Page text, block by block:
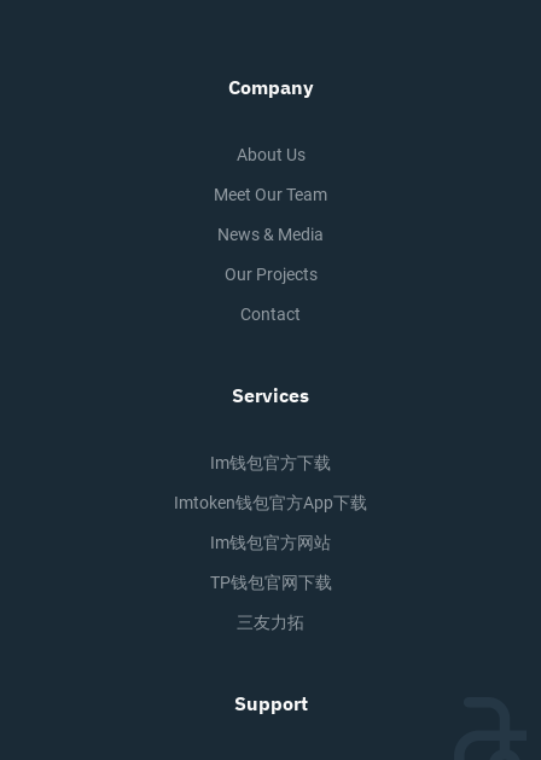
Company
About Us
Meet Our Team
News & Media
Our Projects
Contact
Services
Im钱包官方下载
Imtoken钱包官方app下载
Im钱包官方网站
TP钱包官网下载
三友力拓
Support